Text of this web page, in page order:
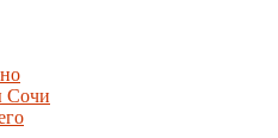
Сочи